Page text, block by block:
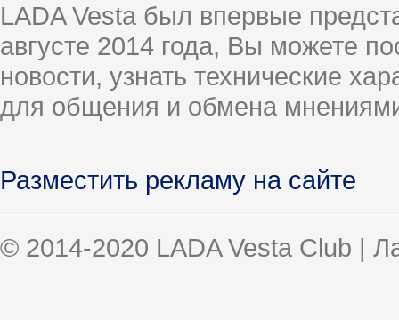
LADA Vesta был впервые
августе 2014 года, Вы можете
новости, узнать технические
для общения и обмена
Разместить рекламу на сайте
© 2014-2020 LADA Vesta Club |